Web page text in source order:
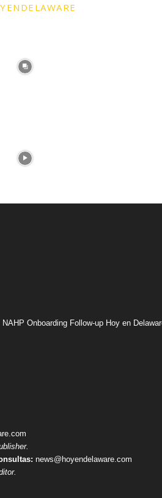
NAHP Onboarding Follow-up Hoy en
news@hoyendelaware.com